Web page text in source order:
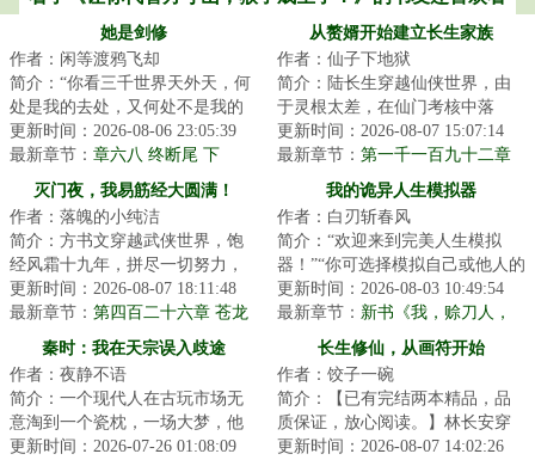
她是剑修
作者：闲等渡鸦飞却
简介：“你看三千世界天外天，何
处是我的去处，又何处不是我的
去处？”不问情爱妄念，不求超脱
长生，赵莼...
更新时间：2026-08-06 23:05:39
最新章节： 章六八 终断尾 下
从赘婿开始建立长生家族
作者：仙子下地狱
简介：陆长生穿越仙侠世界，由
于灵根太差，在仙门考核中落
选。好在有着多子多福系统，生
育子嗣就能获得奖...
更新时间：2026-08-07 15:07:14
最新章节： 第一千一百九十二章
灭门夜，我易筋经大圆满！
作者：落魄的小纯洁
简介：方书文穿越武侠世界，饱
经风霜十九年，拼尽一切努力，
却无缘武功大成，只能成为周家
的一个小小护院...
更新时间：2026-08-07 18:11:48
最新章节： 第四百二十六章 苍龙
镇渊石！
我的诡异人生模拟器
作者：白刃斩春风
简介：“欢迎来到完美人生模拟
器！”“你可选择模拟自己或他人的
人生，以此寻求诸多人生难题的
解决方案！...
更新时间：2026-08-03 10:49:54
最新章节： 新书《我，赊刀人，
斗鬼神》已发
秦时：我在天宗误入歧途
作者：夜静不语
简介：一个现代人在古玩市场无
意淘到一个瓷枕，一场大梦，他
的灵魂穿越到了一个战火纷飞的
更新时间：2026-07-26 01:08:09
长生修仙，从画符开始
作者：饺子一碗
简介：【已有完结两本精品，品
质保证，放心阅读。】林长安穿
越仙侠世界，成为一名仙门落选
更新时间：2026-08-07 14:02:26